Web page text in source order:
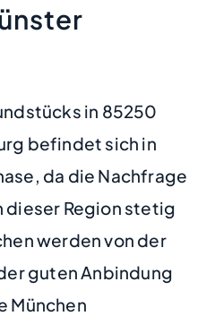
in 85250
befindet sich in
da die Nachfrage
dieser Region stetig
werden von der
guten Anbindung
München